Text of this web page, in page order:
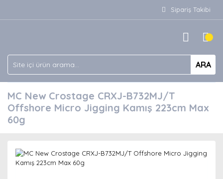
Sipariş Takibi
ARA
MC New Crostage CRXJ-B732MJ/T
Offshore Micro Jigging Kamış 223cm Max
60g